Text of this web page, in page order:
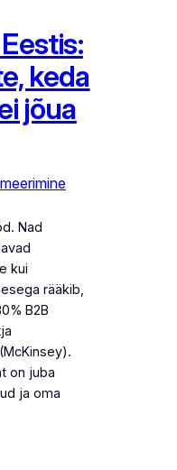
keda
jõua
Nad
kui
rääkib,
B2B
on juba
ja oma